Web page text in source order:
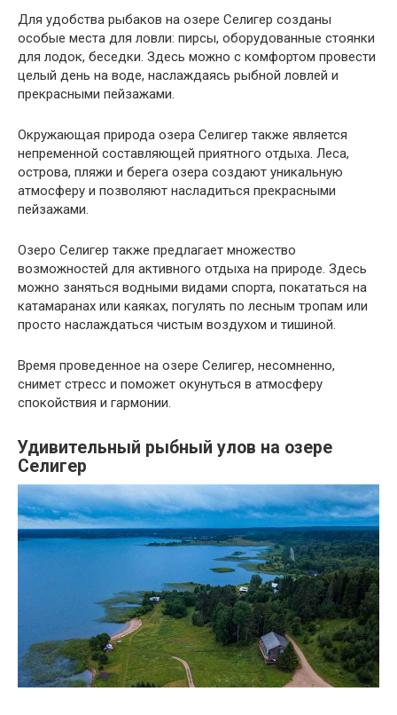
Для удобства рыбаков на озере Селигер созданы
особые места для ловли: пирсы, оборудованные стоянки
для лодок, беседки. Здесь можно с комфортом провести
целый день на воде, наслаждаясь рыбной ловлей и
прекрасными пейзажами.
Окружающая природа озера Селигер также является
непременной составляющей приятного отдыха. Леса,
острова, пляжи и берега озера создают уникальную
атмосферу и позволяют насладиться прекрасными
пейзажами.
Озеро Селигер также предлагает множество
возможностей для активного отдыха на природе. Здесь
можно заняться водными видами спорта, покататься на
катамаранах или каяках, погулять по лесным тропам или
просто наслаждаться чистым воздухом и тишиной.
Время проведенное на озере Селигер, несомненно,
снимет стресс и поможет окунуться в атмосферу
спокойствия и гармонии.
Удивительный рыбный улов на озере
Селигер